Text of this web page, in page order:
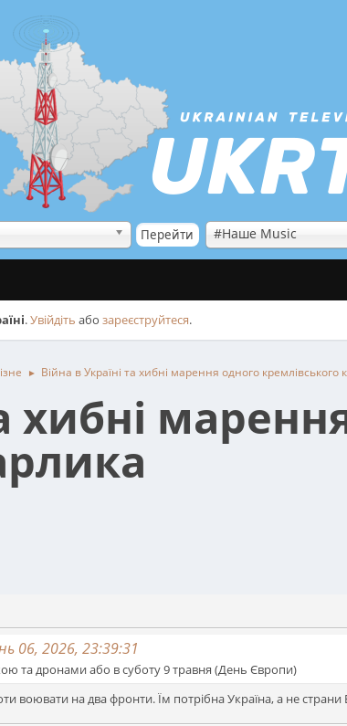
#Наше Music
.Увійдіть або зареєструйтеся.
► Війна в Україні та хибні марення одного кремлівського
хибні
06, 2026, 23:39:31
та дронами або в суботу 9 травня (День Європи)
воювати на два фронти. Їм потрібна Україна, а не страни